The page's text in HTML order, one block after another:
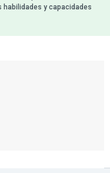
habilidades y capacidades